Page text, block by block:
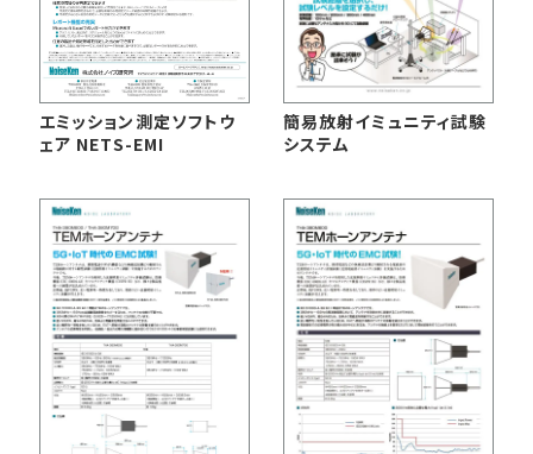
EMC試験器
エミッション測定ソフトウ
ェア NETS-EMI
簡易放射イミュニティ試験
システム